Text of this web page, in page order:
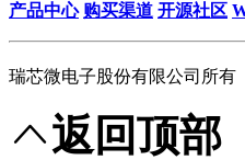
产品中心 购买渠道 开源社区
瑞芯微电子股份有限公司所
返回顶部